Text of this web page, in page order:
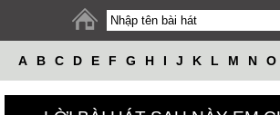
A B C D E F G H I J K L M N O